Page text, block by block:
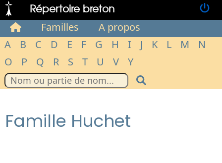
Répertoire breton
Familles
A propos
A
B C D E F G H I J K L M
N
O
P Q R S T U V Y
Famille Huchet